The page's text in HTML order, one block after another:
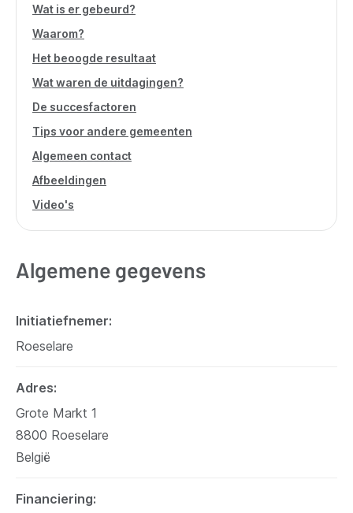
Wat is er gebeurd?
Waarom?
Het beoogde resultaat
Wat waren de uitdagingen?
De succesfactoren
Tips voor andere gemeenten
Algemeen contact
Afbeeldingen
Video's
Algemene gegevens
Initiatiefnemer
Roeselare
Adres
Grote Markt 1
8800 Roeselare
België
Financiering